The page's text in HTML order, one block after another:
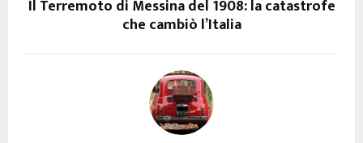
Il Terremoto di Messina del 1908: la catastrofe
che cambiò l’Italia